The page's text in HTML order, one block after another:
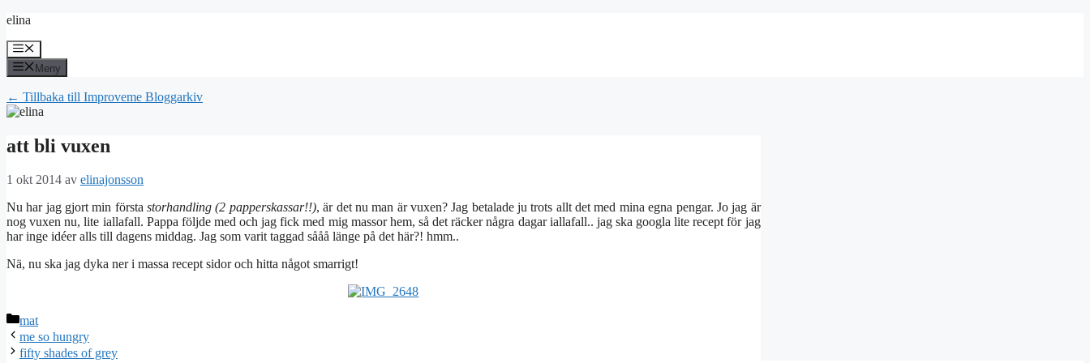
Hoppa
innehåll
elina
Meny
Meny
← Tillbaka till Improveme Bloggarkiv
att bli vuxen
1 okt 2014 av elinajonsson
Nu har jag gjort min förstastorhandling (2 papperskassar!!), är det nu man är vuxen? Jag betalade ju trots allt det med mina egna pengar. Jo jag är
nog vuxen nu, lite iallafall. Pappa följde med och jag fick med mig massor hem, så det räcker några dagar iallafall.. jag ska googla lite recept för jag
har inge idéer alls till dagens middag. Jag som varit taggad sååå länge på det här?! hmm..
Nä, nu ska jag dyka ner i massa recept sidor och hitta något smarrigt!
Kategorier
mat
me so hungry
fifty shades of grey